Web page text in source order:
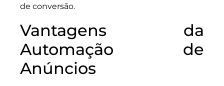
de conversão.
Vantagens da
Automação de
Anúncios